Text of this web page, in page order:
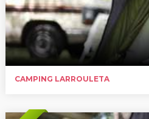
CAMPING LARROULETA